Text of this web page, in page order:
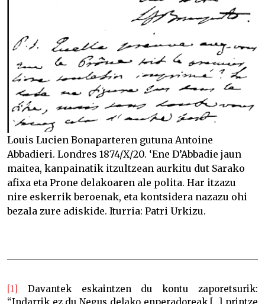
Louis Lucien Bonaparteren gutuna Antoine
Abbadieri. Londres 1874/X/20. ‘Ene D’Abbadie jaun
maitea, kanpainatik itzultzean aurkitu dut Sarako
afixa eta Prone delakoaren ale polita. Har itzazu
nire eskerrik beroenak, eta kontsidera nazazu ohi
bezala zure adiskide. Iturria: Patri Urkizu.
[1] Davantek eskaintzen du kontu zaporetsurik:
“Indarrik ez du Negus delako enperadoreak […] printze